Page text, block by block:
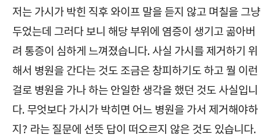
저는 가시가 박힌 직후 와이프 말을 듣지 않고 며칠을 그냥
두었는데 그러다 보니 해당 부위에 염증이 생기고 곪아버
려 통증이 심하게 느껴졌습니다. 사실 가시를 제거하기 위
해서 병원을 간다는 것도 조금은 창피하기도 하고 뭘 이런
걸로 병원을 가나 하는 안일한 생각을 했던 것도 사실입니
다. 무엇보다 가시가 박히면 어느 병원을 가서 제거해야하
지? 라는 질문에 선뜻 답이 떠오르지 않은 것도 있습니다.